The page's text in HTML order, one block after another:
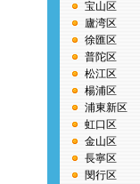
宝山区
廬湾区
徐匯区
普陀区
松江区
楊浦区
浦東新区
虹口区
金山区
長寧区
閔行区